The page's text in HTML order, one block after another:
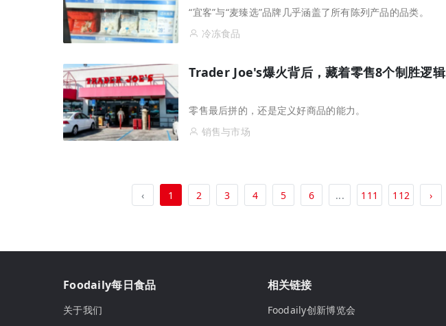
“宜客”与“麦臻选”品牌几乎涵盖了所有陈列产品的品类。
冷冻食品
Trader Joe's爆火背后，藏着零售8个制胜逻辑
零售最后拼的，还是定义好商品的能力。
销售与市场
‹ 1 2 3 4 5 6 ... 111 112 ›
Foodaily每日食品
关于我们
相关链接
Foodaily创新博览会